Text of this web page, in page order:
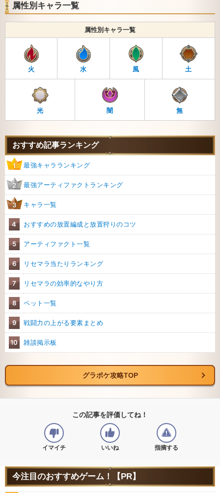
属性別キャラ一覧
属性別キャラ一覧
火 水 風 土
光 闇 無
おすすめ記事ランキング
1 最強キャラランキング
2 最強アーティファクトランキング
3 キャラ一覧
4 おすすめの放置編成と放置狩りのコツ
5 アーティファクト一覧
6 リセマラ当たりランキング
7 リセマラの効率的なやり方
8 ペット一覧
9 戦闘力の上がる要素まとめ
10 雑談掲示板
グラポケ攻略TOP
この記事を評価してね！
イマイチ いいね 指摘する
今注目のおすすめゲーム！【PR】